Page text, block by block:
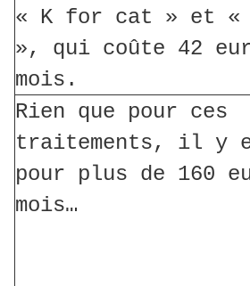
« K for cat » et «
», qui coûte 42
mois.
Rien que pour ces
traitements, il y
pour plus de 160
mois…